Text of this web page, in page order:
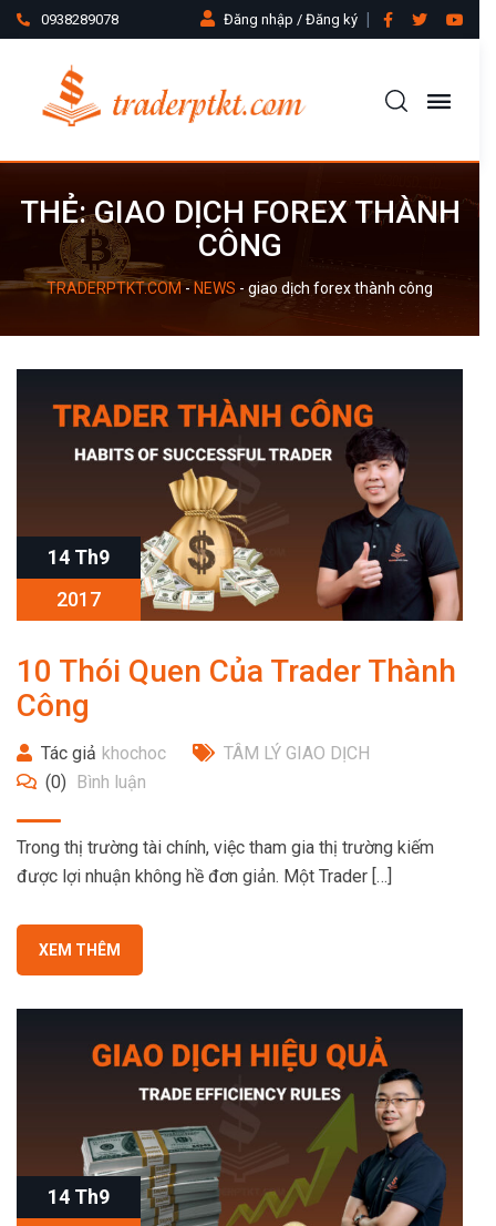
0938289078 Đăng nhập / Đăng ký
THẺ:GIAO DỊCH FOREX THÀNH
CÔNG
TRADERPTKT.COM- NEWS - giao dịch forex thành công
14 Th9
2017
10 Thói Quen Của Trader Thành
Công
Tác giả khochoc
TÂM LÝ GIAO DỊCH
(0) Bình luận
Trong thị trường tài chính, việc tham gia thị trường kiếm
được lợi nhuận không hề đơn giản. Một Trader […]
XEM THÊM
14 Th9